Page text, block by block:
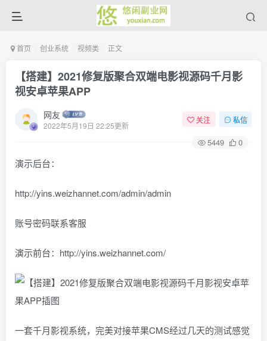
首页 创业系统 视频类 正文
【搭建】2021修复版聚合双端电影视源码千月影
视安卓苹果APP
网友
2022年5月19日 22:25更新
关注 私信
5449 0
演示后台：
http://yins.weizhannet.com/admin/admin
账号密码联系客服
演示前台：http://yins.weizhannet.com/
一套千月影视系统，完美对接苹果CMS经过几天的测试感觉